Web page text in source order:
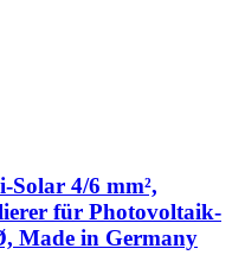
4/6 mm²,
für Photovoltaik-
Made in Germany